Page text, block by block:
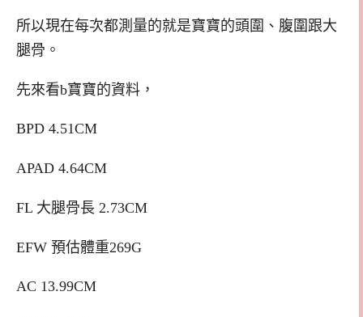
所以現在每次都測量的就是寶寶的頭圍、腹圍跟大
腿骨。
先來看b寶寶的資料，
BPD 4.51CM
APAD 4.64CM
FL 大腿骨長 2.73CM
EFW 預估體重269G
AC 13.99CM